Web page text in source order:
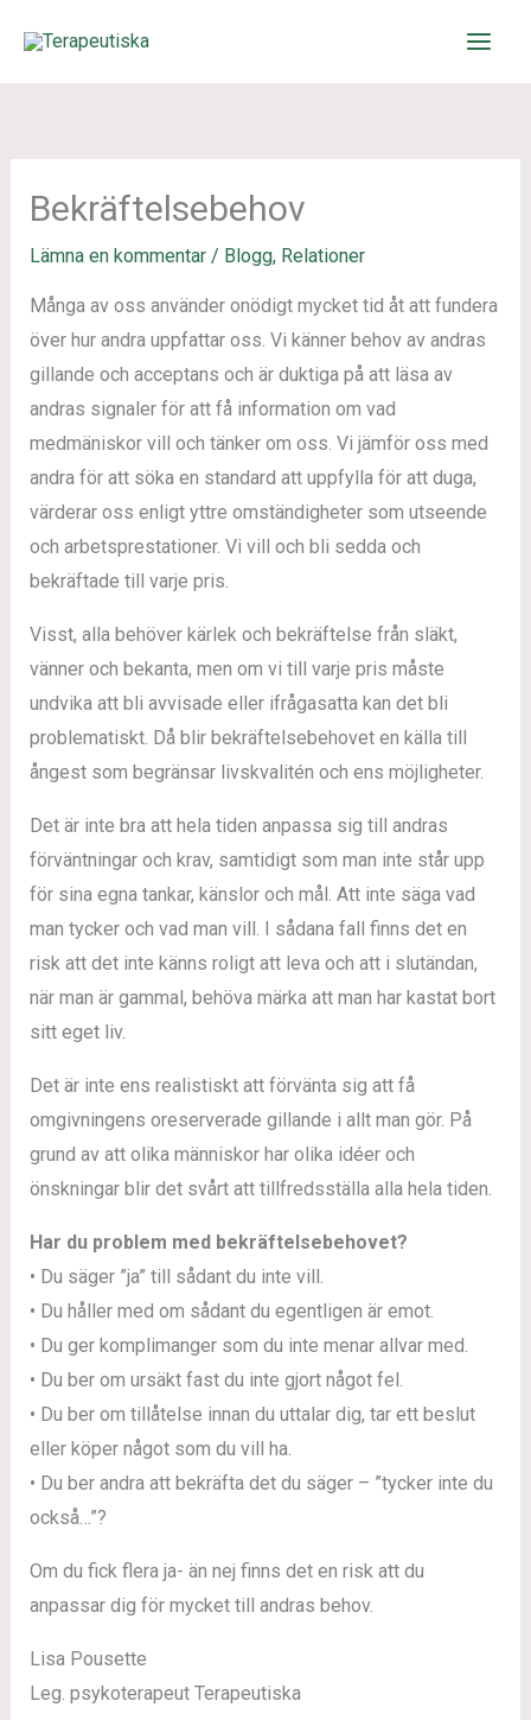
Bekräftelsebehov
Lämna en kommentar / Blogg, Relationer
Många av oss använder onödigt mycket tid åt att fundera
över hur andra uppfattar oss. Vi känner behov av andras
gillande och acceptans och är duktiga på att läsa av
andras signaler för att få information om vad
medmäniskor vill och tänker om oss. Vi jämför oss med
andra för att söka en standard att uppfylla för att duga,
värderar oss enligt yttre omständigheter som utseende
och arbetsprestationer. Vi vill och bli sedda och
bekräftade till varje pris.
Visst, alla behöver kärlek och bekräftelse från släkt,
vänner och bekanta, men om vi till varje pris måste
undvika att bli avvisade eller ifrågasatta kan det bli
problematiskt. Då blir bekräftelsebehovet en källa till
ångest som begränsar livskvalitén och ens möjligheter.
Det är inte bra att hela tiden anpassa sig till andras
förväntningar och krav, samtidigt som man inte står upp
för sina egna tankar, känslor och mål. Att inte säga vad
man tycker och vad man vill. I sådana fall finns det en
risk att det inte känns roligt att leva och att i slutändan,
när man är gammal, behöva märka att man har kastat bort
sitt eget liv.
Det är inte ens realistiskt att förvänta sig att få
omgivningens oreserverade gillande i allt man gör. På
grund av att olika människor har olika idéer och
önskningar blir det svårt att tillfredsställa alla hela tiden.
Har du problem med bekräftelsebehovet?
• Du säger ”ja” till sådant du inte vill.
• Du håller med om sådant du egentligen är emot.
• Du ger komplimanger som du inte menar allvar med.
• Du ber om ursäkt fast du inte gjort något fel.
• Du ber om tillåtelse innan du uttalar dig, tar ett beslut
eller köper något som du vill ha.
• Du ber andra att bekräfta det du säger – ”tycker inte du
också…”?
Om du fick flera ja- än nej finns det en risk att du
anpassar dig för mycket till andras behov.
Lisa Pousette
Leg. psykoterapeut Terapeutiska